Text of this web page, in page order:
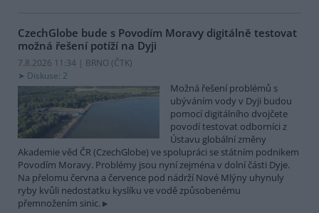
CzechGlobe bude s Povodím Moravy digitálně testovat
možná řešení potíží na Dyji
7.8.2026 11:34 | BRNO (ČTK)
Diskuse: 2
Možná řešení problémů s
ubýváním vody v Dyji budou
pomocí digitálního dvojčete
povodí testovat odborníci z
Ústavu globální změny
Akademie věd ČR (CzechGlobe) ve spolupráci se státním podnikem
Povodím Moravy. Problémy jsou nyní zejména v dolní části Dyje.
Na přelomu června a července pod nádrží Nové Mlýny uhynuly
ryby kvůli nedostatku kyslíku ve vodě způsobenému
přemnožením sinic.